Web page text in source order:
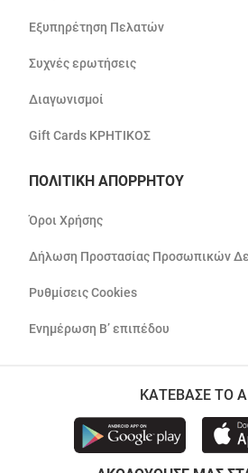
Εξυπηρέτηση Πελατών
Συχνές ερωτήσεις
Διαγωνισμοί
Gift Cards ΚΡΗΤΙΚΟΣ
ΠΟΛΙΤΙΚΗ ΑΠΟΡΡΗΤΟΥ
Όροι Χρήσης
Δήλωση Προστασίας Προσωπικών
Ρυθμίσεις Cookies
Ενημέρωση Β’ επιπέδου
ΚΑΤΕΒΑΣΕ ΤΟ